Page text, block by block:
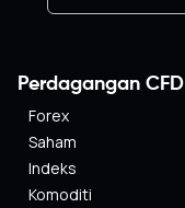
Perdagangan CFD
Forex
Saham
Indeks
Komoditi